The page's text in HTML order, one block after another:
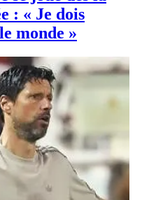
: « Je dois
monde »